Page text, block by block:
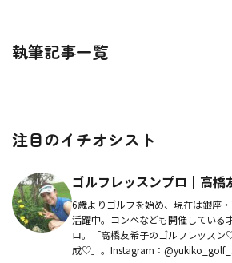
執筆記事一覧
注目のイチオシスト
ゴルフレッスンプロ┃高橋
6歳よりゴルフを始め、現在は銀座
活躍中。コンペなども開催している
ロ。「高橋友希子のゴルフレッス
成♡」。Instagram：